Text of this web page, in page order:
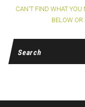
CAN'T FIND WHAT YOU
BELOW OR